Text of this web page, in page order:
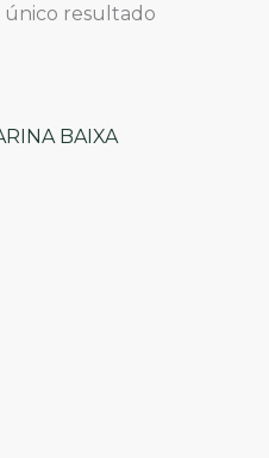
único resultado
BAIXA